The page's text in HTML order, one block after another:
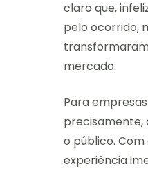
claro que,
pelo ocorrido,
mercado.
Para
precisamente,
o público.
experiência